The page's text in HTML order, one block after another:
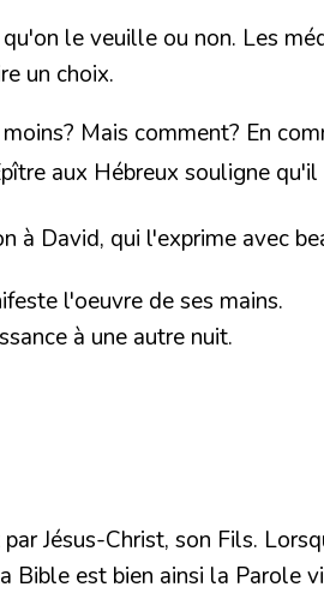
le veuille ou non. Les
un choix.
Mais comment? En
aux Hébreux souligne qu'il
à David, qui l'exprime avec
l'oeuvre de ses mains.
à une autre nuit.
Jésus-Christ, son Fils.
Bible est bien ainsi la Parole